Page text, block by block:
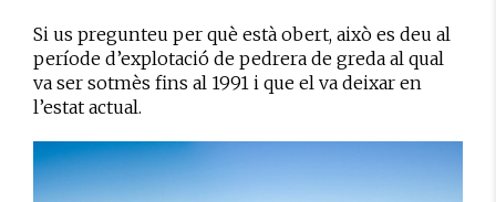
Si us pregunteu per què està obert, això es deu al
període d’explotació de pedrera de greda al qual
va ser sotmès fins al 1991 i que el va deixar en
l’estat actual.